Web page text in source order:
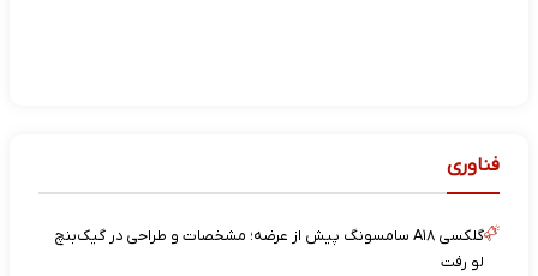
فناوری
گلکسی A۱۸ سامسونگ پیش از عرضه؛ مشخصات و طراحی در گیک‌بنچ
لو رفت